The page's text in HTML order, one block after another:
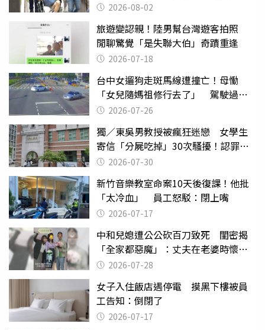
2026-08-02
旅遊變認親！陸男幫台灣遊客拍照
閒聊驚覺「是失聯大伯」奇蹟重逢
2026-07-18
台中女遛狗走斑馬線遭撞亡！母慟
「女兒隨媽祖修行去了」 駕駛過失
致死判9月
2026-07-26
獨／東吳男教授被瘋狂迷戀 女學生
寄信「分屍吃掉」30次騷擾！認罪免
關 2026-07-30
新竹音樂教室命案10天後復課！他批
「太冷血」 員工怒駁：閉上嘴
2026-07-17
中和兒媳遭公公砍百刀致死 閨密揭
「全家都惡魔」：丈夫在老婆時懷孕
摔東西
2026-07-28
女子入住飯店遇停電 摸黑下樓被員
工告知：倒閉了
2026-07-17